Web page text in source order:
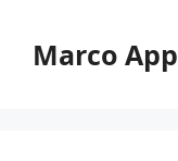
contenuto
Marco